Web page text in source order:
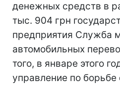
денежных средств в
тыс. 904 грн
предприятия Служба
автомобильных
того, в январе этого
управление по борьбе